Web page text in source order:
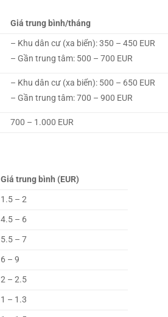
Giá trung bình/tháng
– Khu dân cư (xa biển): 350 – 450 EUR
– Gần trung tâm: 500 – 700 EUR
– Khu dân cư (xa biển): 500 – 650 EUR
– Gần trung tâm: 700 – 900 EUR
700 – 1.000 EUR
Giá trung bình (EUR)
1.5 – 2
4.5 – 6
5.5 – 7
6 – 9
2 – 2.5
1 – 1.3